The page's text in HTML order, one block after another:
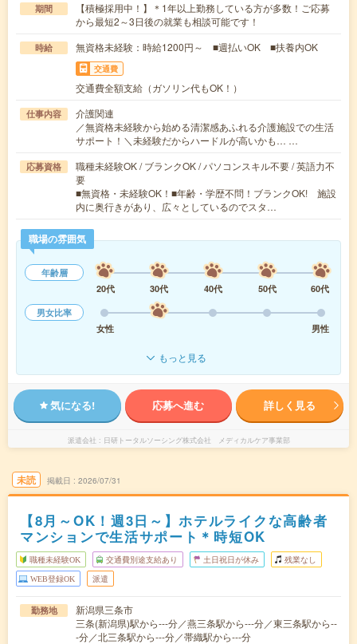
期間
【積極採用中！】＊1年以上勤務している方が多数！ご応募
から最短2～3日後の就業も相談可能です！
時給 無資格未経験：時給1200円～ ■週払いOK ■扶養内OK
交通費
交通費全額支給（ガソリン代もOK！）
仕事内容
介護関連
／無資格未経験から始める清潔感あふれる介護施設での生活
サポート！＼未経験だからハードルが高いかも… …
応募資格
職種未経験OK / ブランクOK / パソコンスキル不要 / 英語力不
要
■無資格・未経験OK！■年齢・学歴不問！ブランクOK! 施設
内に奥行きがあり、広々としているのでスタ…
職場の雰囲気
年齢層
20代
30代 40代 50代
60代
男女比率
女性
男性
もっと見る
気になる! 応募へ進む 詳しく見る
派遣会社 日研トータルソーシング株式会社 メディカルケア事業部
未読 掲載日 2026/07/31
【8月～OK！週3日～】ホテルライクな高齢者
マンションで生活サポート＊時短OK
職種未経験OK 交通費別途支給あり 土日祝日が休み 残業なし
WEB登録OK 派遣
勤務地
新潟県三条市
三条(新潟県)駅から---分／燕三条駅から---分／東三条駅から--
-分／北三条駅から---分／帯織駅から---分